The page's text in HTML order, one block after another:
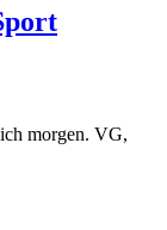
morgen. VG,